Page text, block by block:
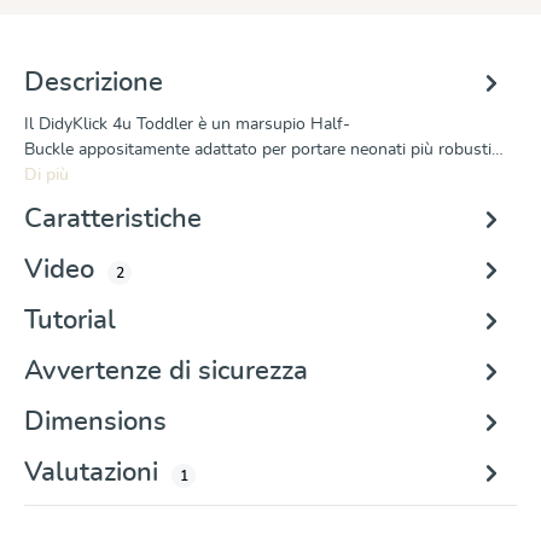
Descrizione
Il DidyKlick 4u Toddler è un marsupio Half-
Buckle appositamente adattato per portare neonati più robusti…
Di più
Caratteristiche
Video
2
Tutorial
Avvertenze di sicurezza
Dimensions
Valutazioni
1